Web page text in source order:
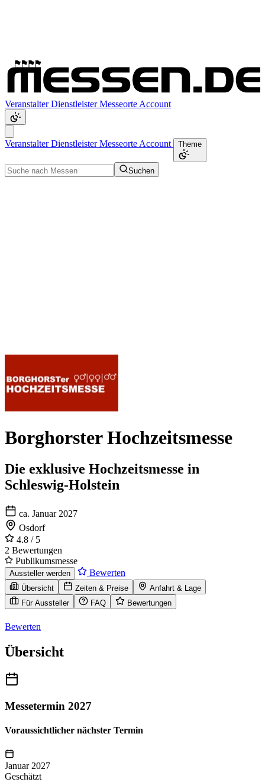
VeranstalterDienstleisterMesseorte Account
VeranstalterDienstleisterMesseorte Account Theme
Suchen
Borghorster Hochzeitsmesse
Die exklusive Hochzeitsmesse in
Schleswig-Holstein
ca. Januar 2027
Osdorf
4.8 / 5
2 Bewertungen
Publikumsmesse
Aussteller werden Bewerten
Übersicht Zeiten & Preise
Anfahrt & Lage
Für Aussteller
FAQ Bewertungen
Bewerten
Übersicht
Messetermin 2027
Voraussichtlicher nächster Termin
Januar 2027
Geschätzt